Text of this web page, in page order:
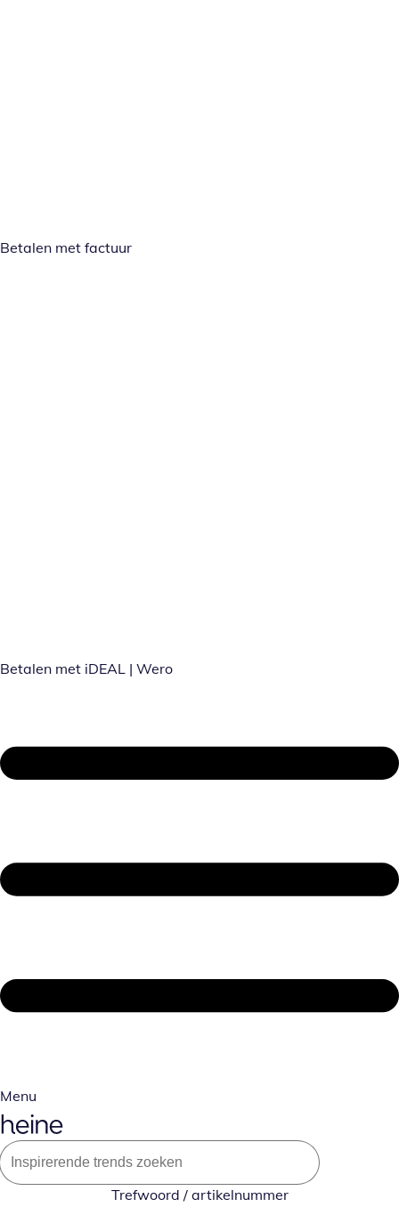
Betalen met factuur
Betalen met iDEAL | Wero
Menu
Trefwoord / artikelnummer